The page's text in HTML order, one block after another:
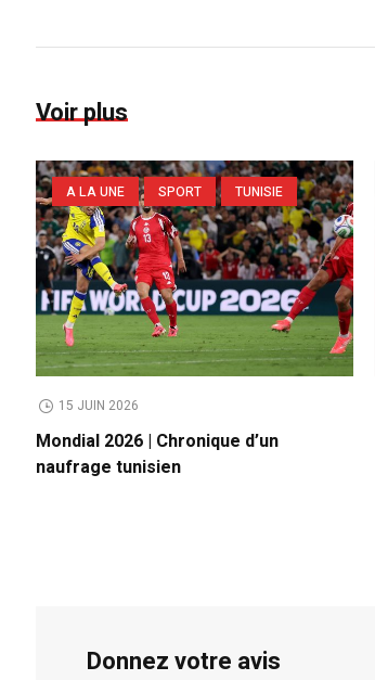
Voir plus
A LA UNE SPORT TUNISIE
15 JUIN 2026
Mondial 2026 | Chronique d’un
naufrage tunisien
Donnez votre avis